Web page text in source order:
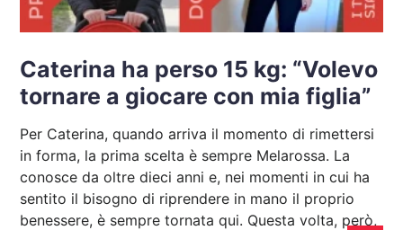
Caterina ha perso 15 kg: “Volevo
tornare a giocare con mia figlia”
Per Caterina, quando arriva il momento di rimettersi
in forma, la prima scelta è sempre Melarossa. La
conosce da oltre dieci anni e, nei momenti in cui ha
sentito il bisogno di riprendere in mano il proprio
benessere, è sempre tornata qui. Questa volta, però,